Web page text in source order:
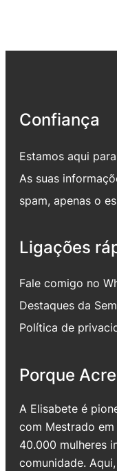
Confiança
Estamos aqui
As suas
spam, apenas o
Ligações
Fale comigo no
Destaques da
Política de
Porque
A Elisabete é
com Mestrado
40.000 mulheres
comunidade.